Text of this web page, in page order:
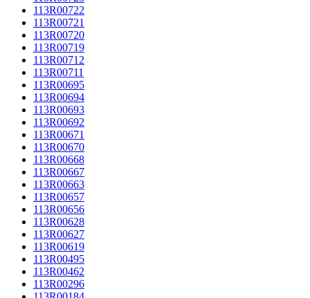
113R00722
113R00721
113R00720
113R00719
113R00712
113R00711
113R00695
113R00694
113R00693
113R00692
113R00671
113R00670
113R00668
113R00667
113R00663
113R00657
113R00656
113R00628
113R00627
113R00619
113R00495
113R00462
113R00296